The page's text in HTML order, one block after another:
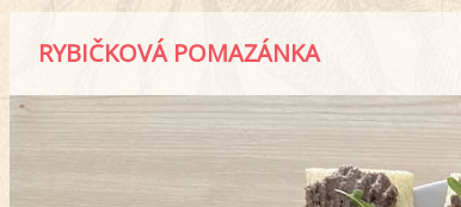
RYBIČKOVÁ POMAZÁNKA